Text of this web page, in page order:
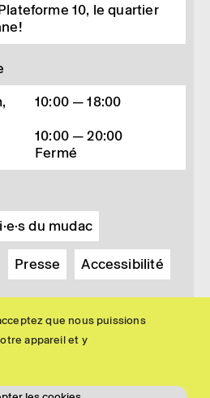
que nous puissions
appareil et y
10, le quartier
10:00 — 18:00
10:00 — 20:00
Fermé
du mudac
Presse Accessibilité